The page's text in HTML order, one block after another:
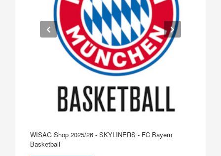
WISAG Shop 2025/26 - SKYLINERS - FC Bayern
Basketball